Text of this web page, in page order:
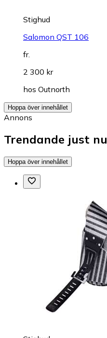
Stighud
Salomon QST 106
fr.
2 300 kr
hos Outnorth
Hoppa över innehållet
Annons
Trendande just nu
Hoppa över innehållet